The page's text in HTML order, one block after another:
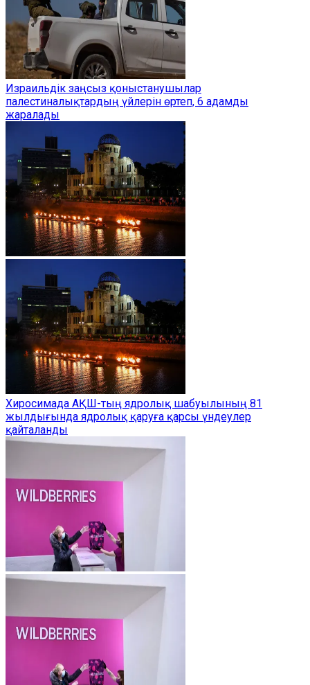
Израильдік заңсыз қоныстанушылар
палестиналықтардың үйлерін өртеп, 6 адамды
жаралады
Хиросимада АҚШ-тың ядролық шабуылының 81
жылдығында ядролық қаруға қарсы үндеулер
қайталанды